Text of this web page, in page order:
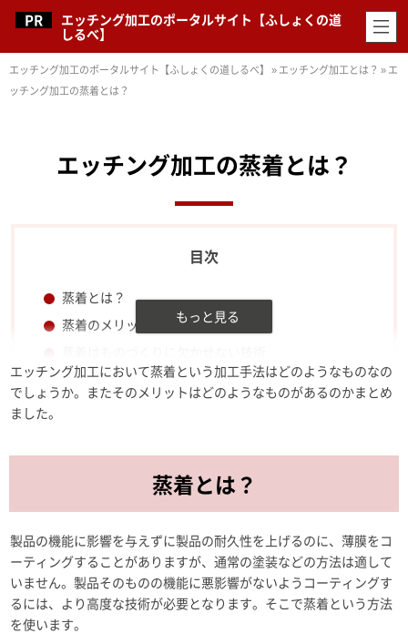
エッチング加工のポータルサイト【ふしょくの道
しるべ】
エッチング加工のポータルサイト【ふしょくの道しるべ】 »エッチング加工とは？ »エ
ッチング加工の蒸着とは？
エッチング加工の蒸着とは？
蒸着とは？
蒸着のメリットは？
エッチング加工において蒸着という加工手法はどのようなものなの
でしょうか。またそのメリットはどのようなものがあるのかまとめ
ました。
蒸着とは？
製品の機能に影響を与えずに製品の耐久性を上げるのに、薄膜をコ
ーティングすることがありますが、通常の塗装などの方法は適して
いません。製品そのものの機能に悪影響がないようコーティングす
るには、より高度な技術が必要となります。そこで蒸着という方法
を使います。